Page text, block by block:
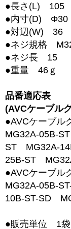
●長さ(L) 105
●内寸(D) Φ30
●対辺(W) 36
●ネジ規格
●ネジ長 15
●重量 46ｇ
品番適応表
(AVCケーブル
●AVCケーブル
MG32A-05B-
ST MG32A-
25B-ST
●AVCケーブル
MG32A-05B-
10B-ST-SD
●販売単位 1袋